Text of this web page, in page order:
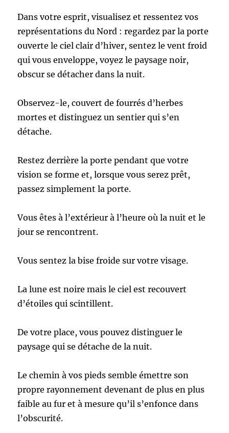
Dans votre esprit, visualisez et ressentez vos
représentations du Nord : regardez par la porte
ouverte le ciel clair d’hiver, sentez le vent froid
qui vous enveloppe, voyez le paysage noir,
obscur se détacher dans la nuit.
Observez-le, couvert de fourrés d’herbes
mortes et distinguez un sentier qui s’en
détache.
Restez derrière la porte pendant que votre
vision se forme et, lorsque vous serez prêt,
passez simplement la porte.
Vous êtes à l’extérieur à l’heure où la nuit et le
jour se rencontrent.
Vous sentez la bise froide sur votre visage.
La lune est noire mais le ciel est recouvert
d’étoiles qui scintillent.
De votre place, vous pouvez distinguer le
paysage qui se détache de la nuit.
Le chemin à vos pieds semble émettre son
propre rayonnement devenant de plus en plus
faible au fur et à mesure qu’il s’enfonce dans
l’obscurité.